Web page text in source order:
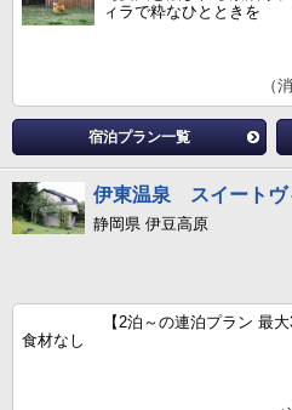
ィラで粋なひとときを
（
宿泊プラン一覧
伊東温泉 スイートヴ
静岡県 伊豆高原
【2泊～の連泊プラン 最
食材なし